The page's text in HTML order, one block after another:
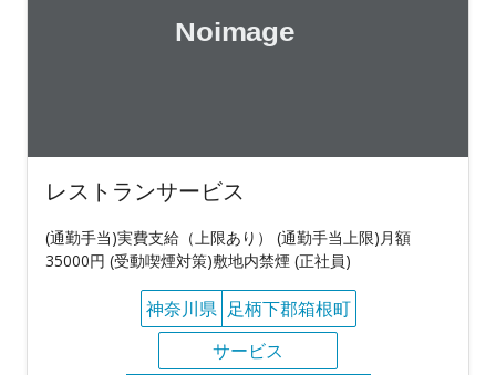
レストランサービス
(通勤手当)実費支給（上限あり） (通勤手当上限)月額
35000円 (受動喫煙対策)敷地内禁煙 (正社員)
神奈川県 足柄下郡箱根町
サービス